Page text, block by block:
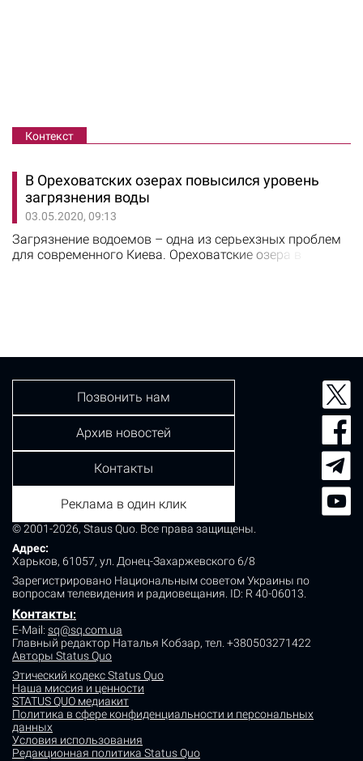
Контекст
В Ореховатских озерах повысился уровень
загрязнения воды
03.05.2020, 09:13
Загрязнение водоемов – одна из серьехзных проблем
для современного Киева. Ореховатские озера в
© 2001-2026, Staus Quo. Все права защищены.
Адрес:
Харьков, 61057, ул. Донец-Захаржевского 6/8
Зарегистрировано Национальным советом Украины по
вопросам телевидения и радиовещания. ID: R 40-06013.
Контакты:
E-Mail: sq@sq.com.ua
Главный редактор Наталья Кобзар, тел. +380503271422
Авторы Status Quo
Этический кодекс Status Quo
Наша миссия и ценности
STATUS QUO медиакит
Политика в сфере конфиденциальности и персональных
данных
Условия использования
Редакционная политика Status Quo
Позвонить нам
Архив новостей
Контакты
Реклама в один клик